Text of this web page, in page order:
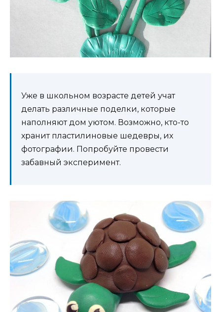
Уже в школьном возрасте детей учат
делать различные поделки, которые
наполняют дом уютом. Возможно, кто-то
хранит пластилиновые шедевры, их
фотографии. Попробуйте провести
забавный эксперимент.